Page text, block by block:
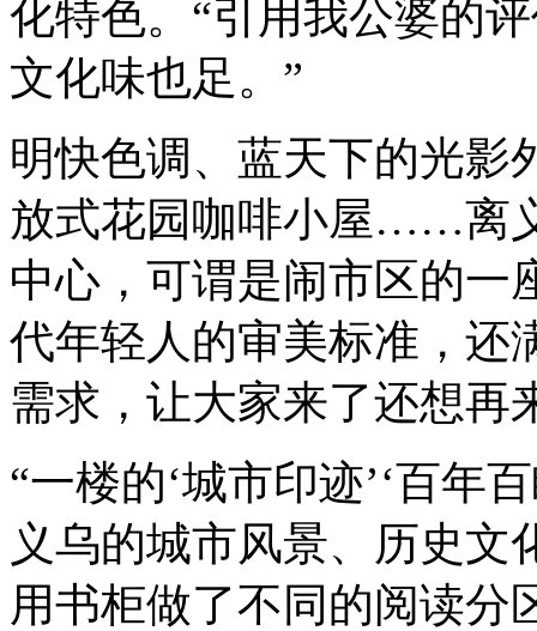
化特色。“引用我公婆的
文化味也足。”
明快色调、蓝天下的光影
放式花园咖啡小屋……离
中心，可谓是闹市区的一
代年轻人的审美标准，还
需求，让大家来了还想再
“一楼的‘城市印迹’‘百年
义乌的城市风景、历史文
用书柜做了不同的阅读分